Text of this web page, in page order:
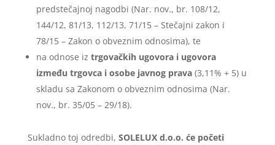
predstečajnoj nagodbi (Nar. nov., br. 108/12,
144/12, 81/13, 112/13, 71/15 – Stečajni zakon i
78/15 – Zakon o obveznim odnosima), te
na odnose iz trgovačkih ugovora i ugovora
između trgovca i osobe javnog prava(3,11% + 5) u
skladu sa Zakonom o obveznim odnosima (Nar.
nov., br. 35/05 – 29/18).
Sukladno toj odredbi, SOLELUX d.o.o. će početi